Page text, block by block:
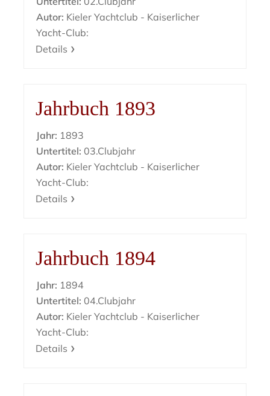
Autor: Kieler Yachtclub - Kaiserlicher
Yacht-Club:
Details
Jahrbuch 1893
Jahr: 1893
Untertitel: 03.Clubjahr
Autor: Kieler Yachtclub - Kaiserlicher
Yacht-Club:
Details
Jahrbuch 1894
Jahr: 1894
Untertitel: 04.Clubjahr
Autor: Kieler Yachtclub - Kaiserlicher
Yacht-Club:
Details